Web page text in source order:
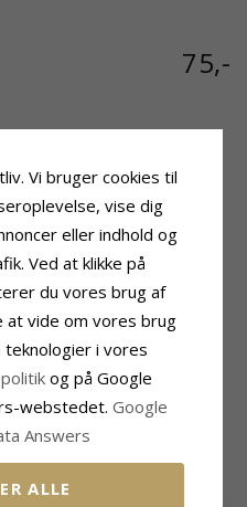
75,-
Slibning: Facetsleben
Farve: Hvid
Sten:Zirkon
Fatning
Højde:23,4 mm
Bredde: 17,2 mm
Dybde:5 mm
KATEGORIEN
Vi bruger cookies til
vise dig
eller indhold og
Ved at klikke på
du vores brug af
at vide om vores brug
teknologier i vores
og på Google
webstedet. Google
Answers
ALLE